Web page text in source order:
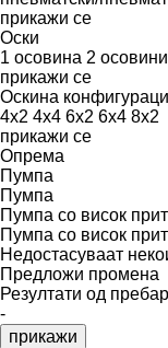
прикажи се
Оски
1 осовина 2 осовини
прикажи се
Оскина
4x2 4x4 6x2 6x4 8x2
прикажи се
Опрема
Пумпа
Пумпа
Пумпа со висок
Пумпа со висок
Недостасуваат
Предложи промена
Резултати од
-
прикажи